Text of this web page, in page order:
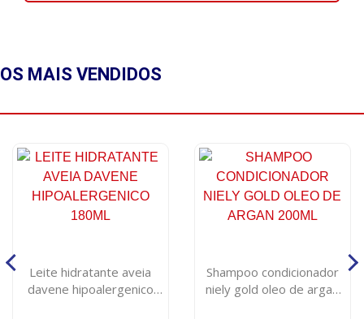
OS MAIS VENDIDOS
Leite hidratante aveia
davene hipoalergenico
Shampoo condicionador
niely gold oleo de argan